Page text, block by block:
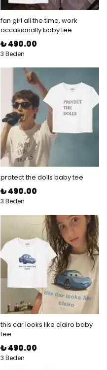
fan girl all the time, work
occasionally baby tee
₺ 490.00
3 Beden
protect the dolls baby tee
₺ 490.00
3 Beden
this car looks like clairo baby
tee
₺ 490.00
3 Beden